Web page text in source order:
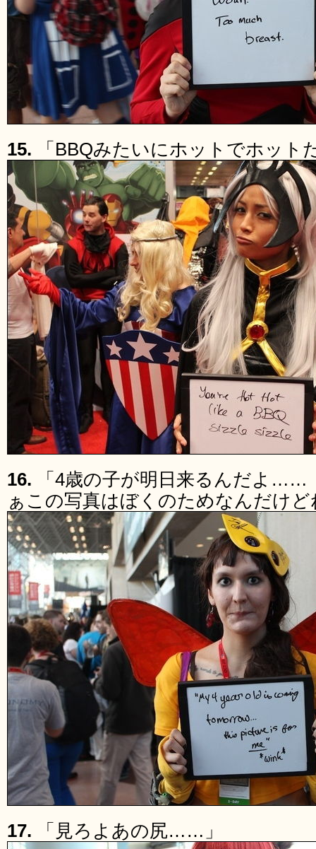
15. 「BBQみたいにホットでホット
16.
「4歳の子が明日来るんだよ……
ぁこの写真はぼくのためなんだけ
17. 「見ろよあの尻……」